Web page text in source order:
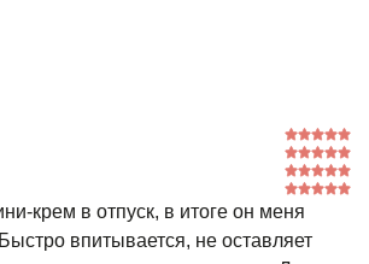
крем в отпуск, в итоге он меня
впитывается, не оставляет